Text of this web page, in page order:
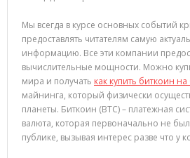
Мы всегда в курсе основных событий
предоставлять читателям самую
информацию. Все эти компании
вычислительные мощности. Можно
мира и получать как купить биткоин
майнинга, который физически
планеты. Биткоин (BTC) – платежная
валюта, которая первоначально не
публике, вызывая интерес разве что у